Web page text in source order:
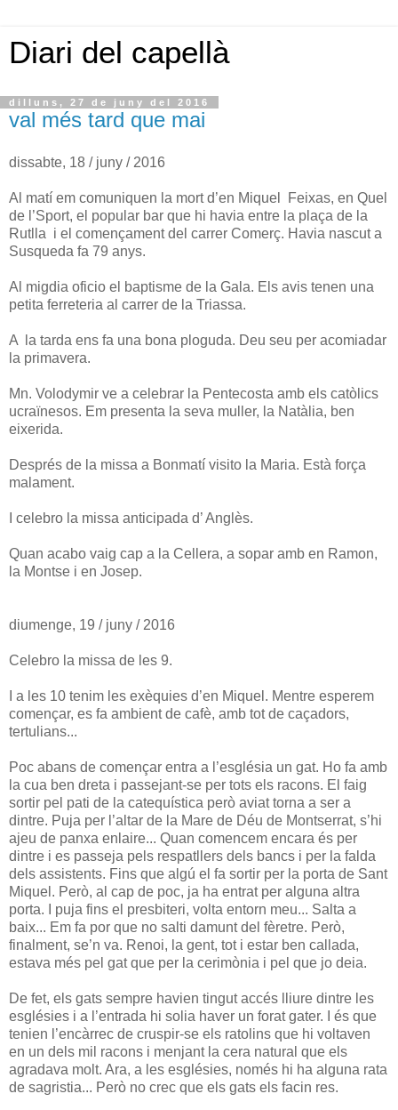
Diari del capellà
dilluns, 27 de juny del 2016
val més tard que mai
dissabte, 18 / juny / 2016
Al matí em comuniquen la mort d’en Miquel Feixas, en Quel
de l’Sport, el popular bar que hi havia entre la plaça de la
Rutlla i el començament del carrer Comerç. Havia nascut a
Susqueda fa 79 anys.
Al migdia oficio el baptisme de la Gala. Els avis tenen una
petita ferreteria al carrer de la Triassa.
A la tarda ens fa una bona ploguda. Deu seu per acomiadar
la primavera.
Mn. Volodymir ve a celebrar la Pentecosta amb els catòlics
ucraïnesos. Em presenta la seva muller, la Natàlia, ben
eixerida.
Després de la missa a Bonmatí visito la Maria. Està força
malament.
I celebro la missa anticipada d’ Anglès.
Quan acabo vaig cap a la Cellera, a sopar amb en Ramon,
la Montse i en Josep.
diumenge, 19 / juny / 2016
Celebro la missa de les 9.
I a les 10 tenim les exèquies d’en Miquel. Mentre esperem
començar, es fa ambient de cafè, amb tot de caçadors,
tertulians...
Poc abans de començar entra a l’església un gat. Ho fa amb
la cua ben dreta i passejant-se per tots els racons. El faig
sortir pel pati de la catequística però aviat torna a ser a
dintre. Puja per l’altar de la Mare de Déu de Montserrat, s’hi
ajeu de panxa enlaire... Quan comencem encara és per
dintre i es passeja pels respatllers dels bancs i per la falda
dels assistents. Fins que algú el fa sortir per la porta de Sant
Miquel. Però, al cap de poc, ja ha entrat per alguna altra
porta. I puja fins el presbiteri, volta entorn meu... Salta a
baix... Em fa por que no salti damunt del fèretre. Però,
finalment, se’n va. Renoi, la gent, tot i estar ben callada,
estava més pel gat que per la cerimònia i pel que jo deia.
De fet, els gats sempre havien tingut accés lliure dintre les
esglésies i a l’entrada hi solia haver un forat gater. I és que
tenien l’encàrrec de cruspir-se els ratolins que hi voltaven
en un dels mil racons i menjant la cera natural que els
agradava molt. Ara, a les esglésies, només hi ha alguna rata
de sagristia... Però no crec que els gats els facin res.